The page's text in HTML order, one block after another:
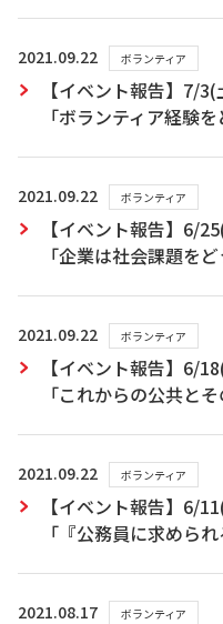
2021.09.22 ボランティア
【イベント報告】7/
「ボランティア経験
2021.09.22 ボランティア
【イベント報告】6/
「企業は社会課題を
2021.09.22 ボランティア
【イベント報告】6/
「これからの公共と
2021.09.22 ボランティア
【イベント報告】6/
「『公務員に求めら
2021.08.17 ボランティア